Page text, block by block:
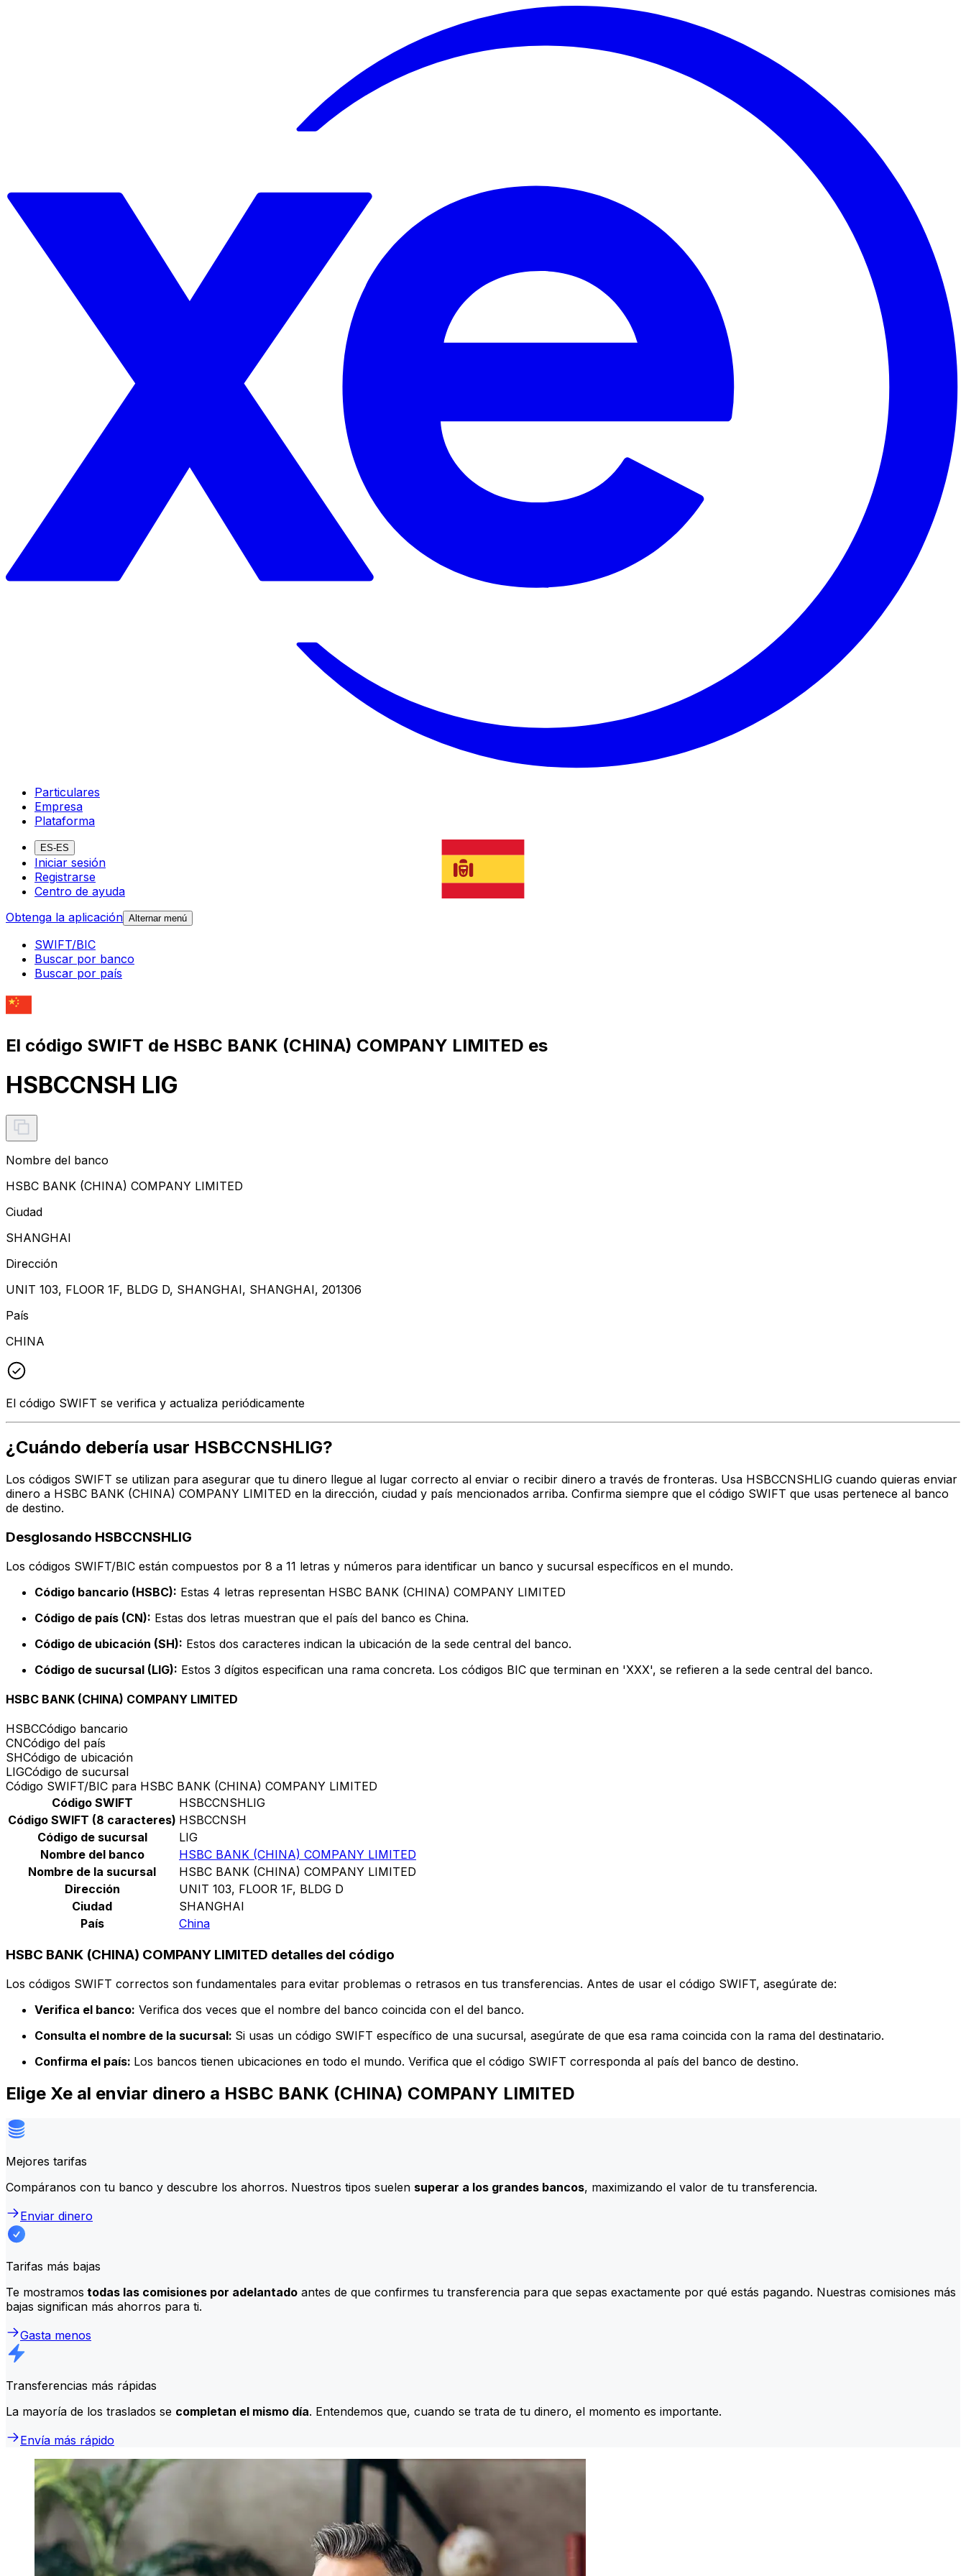
Particulares
Empresa
Plataforma
ES-ES
Iniciar sesión
Registrarse
Centro de ayuda
Obtenga la aplicación Alternar menú
SWIFT/BIC
Buscar por banco
Buscar por país
El código SWIFT de HSBC BANK (CHINA) COMPANY LIMITED es
HSBCCNSH LIG
Nombre del banco
HSBC BANK (CHINA) COMPANY LIMITED
Ciudad
SHANGHAI
Dirección
UNIT 103, FLOOR 1F, BLDG D, SHANGHAI, SHANGHAI, 201306
País
CHINA
El código SWIFT se verifica y actualiza periódicamente
¿Cuándo debería usar HSBCCNSHLIG?
Los códigos SWIFT se utilizan para asegurar que tu dinero llegue al lugar correcto al enviar o recibir dinero a través de fronteras. Usa HSBCCNSHLIG cuando quieras enviar
dinero a HSBC BANK (CHINA) COMPANY LIMITED en la dirección, ciudad y país mencionados arriba. Confirma siempre que el código SWIFT que usas pertenece al banco
de destino.
Desglosando HSBCCNSHLIG
Los códigos SWIFT/BIC están compuestos por 8 a 11 letras y números para identificar un banco y sucursal específicos en el mundo.
Código bancario (HSBC): Estas 4 letras representan HSBC BANK (CHINA) COMPANY LIMITED
Código de país (CN): Estas dos letras muestran que el país del banco es China.
Código de ubicación (SH): Estos dos caracteres indican la ubicación de la sede central del banco.
Código de sucursal (LIG): Estos 3 dígitos especifican una rama concreta. Los códigos BIC que terminan en 'XXX', se refieren a la sede central del banco.
HSBC BANK (CHINA) COMPANY LIMITED
HSBCCódigo bancario
CNCódigo del país
SHCódigo de ubicación
LIGCódigo de sucursal
Código SWIFT/BIC para HSBC BANK (CHINA) COMPANY LIMITED
Código SWIFT
HSBCCNSHLIG
Código SWIFT (8 caracteres) HSBCCNSH
Código de sucursal
LIG
Nombre del banco
HSBC BANK (CHINA) COMPANY LIMITED
Nombre de la sucursal
HSBC BANK (CHINA) COMPANY LIMITED
Dirección
UNIT 103, FLOOR 1F, BLDG D
Ciudad
SHANGHAI
País
China
HSBC BANK (CHINA) COMPANY LIMITED detalles del código
Los códigos SWIFT correctos son fundamentales para evitar problemas o retrasos en tus transferencias. Antes de usar el código SWIFT, asegúrate de:
Verifica el banco: Verifica dos veces que el nombre del banco coincida con el del banco.
Consulta el nombre de la sucursal: Si usas un código SWIFT específico de una sucursal, asegúrate de que esa rama coincida con la rama del destinatario.
Confirma el país: Los bancos tienen ubicaciones en todo el mundo. Verifica que el código SWIFT corresponda al país del banco de destino.
Elige Xe al enviar dinero a HSBC BANK (CHINA) COMPANY LIMITED
Mejores tarifas
Compáranos con tu banco y descubre los ahorros. Nuestros tipos suelen superar a los grandes bancos, maximizando el valor de tu transferencia.
Enviar dinero
Tarifas más bajas
Te mostramos todas las comisiones por adelantado antes de que confirmes tu transferencia para que sepas exactamente por qué estás pagando. Nuestras comisiones más
bajas significan más ahorros para ti.
Gasta menos
Transferencias más rápidas
La mayoría de los traslados se completan el mismo día. Entendemos que, cuando se trata de tu dinero, el momento es importante.
Envía más rápido